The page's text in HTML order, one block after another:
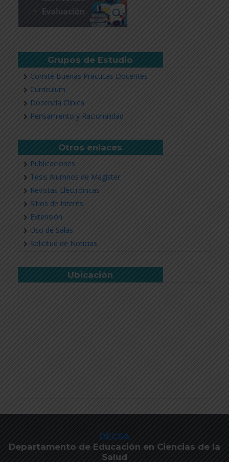
Grupos de Estudio
Comité Buenas Practicas Docentes
Currículum
Docencia Clínica
Pensamiento y Racionalidad
Otros enlaces
Publicaciones
Tesis Alumnos de Magíster
Revistas Electrónicas
Sitios de Interés
Extensión
Uso de Salas
Solicitud de Noticias
Ubicación
DECSA
Departamento de Educación en Ciencias de la
Salud